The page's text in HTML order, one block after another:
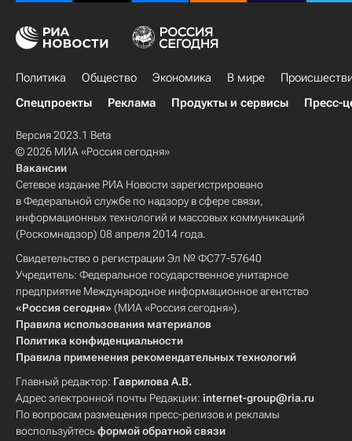
Политика Общество Экономика В мире
Спецпроекты
Реклама Продукты и сервисы Пресс-
Версия 2023.1 Beta
© 2026 МИА «Россия сегодня»
Вакансии
Сетевое издание РИА Новости зарегистрировано
в Федеральной службе по надзору в сфере связи,
информационных технологий и массовых коммуникаций
(Роскомнадзор) 08 апреля 2014 года.
Свидетельство о регистрации Эл № ФС77-57640
Учредитель: Федеральное государственное унитарное
предприятие Международное информационное агентство
«Россия сегодня» (МИА «Россия сегодня»).
Правила использования материалов
Политика конфиденциальности
Правила применения рекомендательных технологий
Главный редактор: Гаврилова А.В.
Адрес электронной почты Редакции: internet-group@ria.ru
По вопросам размещения пресс-релизов и рекламы
воспользуйтесьформой обратной связи